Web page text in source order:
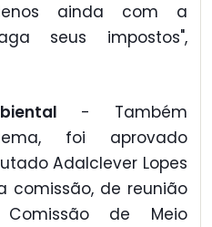
ainda com a
seus impostos",
- Também
foi aprovado
Adalclever Lopes
comissão, de reunião
de Meio